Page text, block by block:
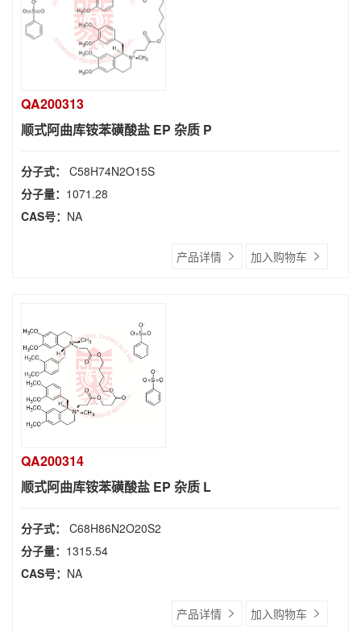
QA200313
顺式阿曲库铵苯磺酸盐 EP 杂质 P
分子式： C58H74N2O15S
分子量： 1071.28
CAS号： NA
产品详情 加入购物车
QA200314
顺式阿曲库铵苯磺酸盐 EP 杂质 L
分子式： C68H86N2O20S2
分子量： 1315.54
CAS号： NA
产品详情 加入购物车